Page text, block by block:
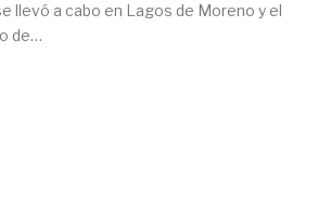
llevó a cabo en Lagos de Moreno y el
de…